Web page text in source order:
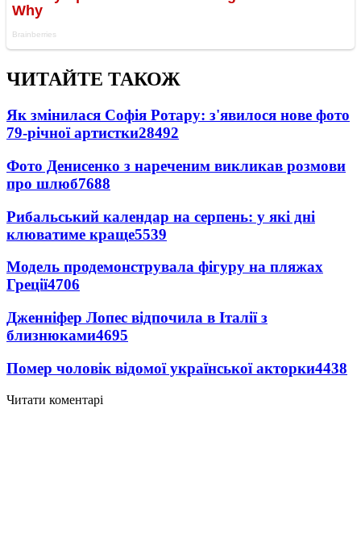
ЧИТАЙТЕ ТАКОЖ
Як змінилася Софія Ротару: з'явилося нове фото
79-річної артистки28492
Фото Денисенко з нареченим викликав розмови
про шлюб7688
Рибальський календар на серпень: у які дні
клюватиме краще5539
Модель продемонструвала фігуру на пляжах
Греції4706
Дженніфер Лопес відпочила в Італії з
близнюками4695
Помер чоловік відомої української акторки4438
Читати коментарі